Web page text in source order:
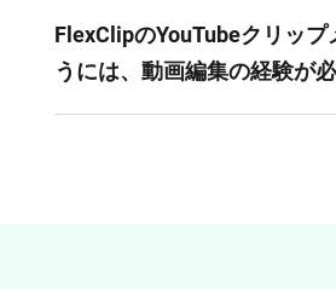
を行うだけです。その後、ワン
YouTube動画からクリップを作
FlexClipのYouTubeクリップ
うには、動画編集の経験が